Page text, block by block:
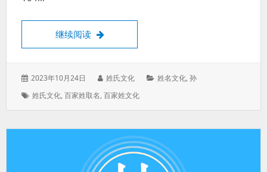
继续阅读 孙姓来源什么姓氏？孙姓起源有哪些说法？
发
于：
2023年10月24日
作
姓氏文化
分
姓名文化,孙
标
姓氏文化,百家姓取名,百家姓文化